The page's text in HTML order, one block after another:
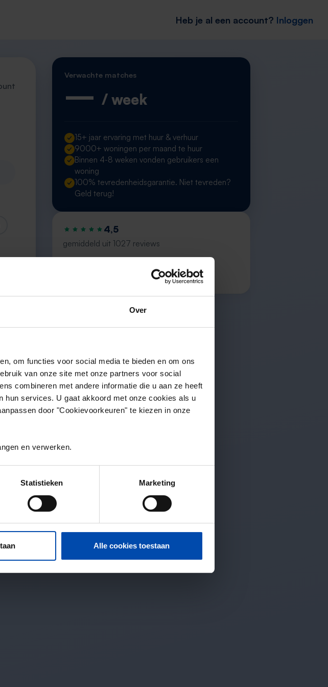
Over
om functies voor social media te bieden en om ons
van onze site met onze partners voor social
combineren met andere informatie die u aan ze heeft
hun services. U gaat akkoord met onze cookies als u
door "Cookievoorkeuren" te kiezen in onze
en verwerken.
Statistieken Marketing
Alle cookies toestaan
Heb je al een account? Inloggen
Verwachte matches
— / week
15+ jaar ervaring met huur & verhuur
9000+ woningen per maand te huur
Binnen 4-8 weken vonden gebruikers een
woning
100% tevredenheidsgarantie. Niet tevreden?
Geld terug!
4,5
gemiddeld uit 1027 reviews